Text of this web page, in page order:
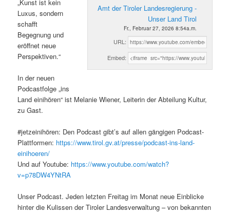
Amt der Tiroler Landesregierung -
Unser Land Tirol
Fr., Februar 27, 2026 8:54a.m.
URL:
Embed:
„Kunst ist kein
Luxus, sondern
schafft
Begegnung und
eröffnet neue
Perspektiven.“
In der neuen
Podcastfolge „ins
Land einihören“ ist Melanie Wiener, Leiterin der Abteilung Kultur,
zu Gast.
#jetzeinihören: Den Podcast gibt’s auf allen gängigen Podcast-
Plattformen: https://www.tirol.gv.at/presse/podcast-ins-land-
einihoeren/
Und auf Youtube: https://www.youtube.com/watch?
v=p78DW4YNtRA
Unser Podcast. Jeden letzten Freitag im Monat neue Einblicke
hinter die Kulissen der Tiroler Landesverwaltung – von bekannten